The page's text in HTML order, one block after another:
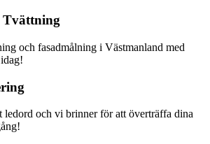
Tvättning
och fasadmålning i Västmanland med
ledord och vi brinner för att överträffa dina